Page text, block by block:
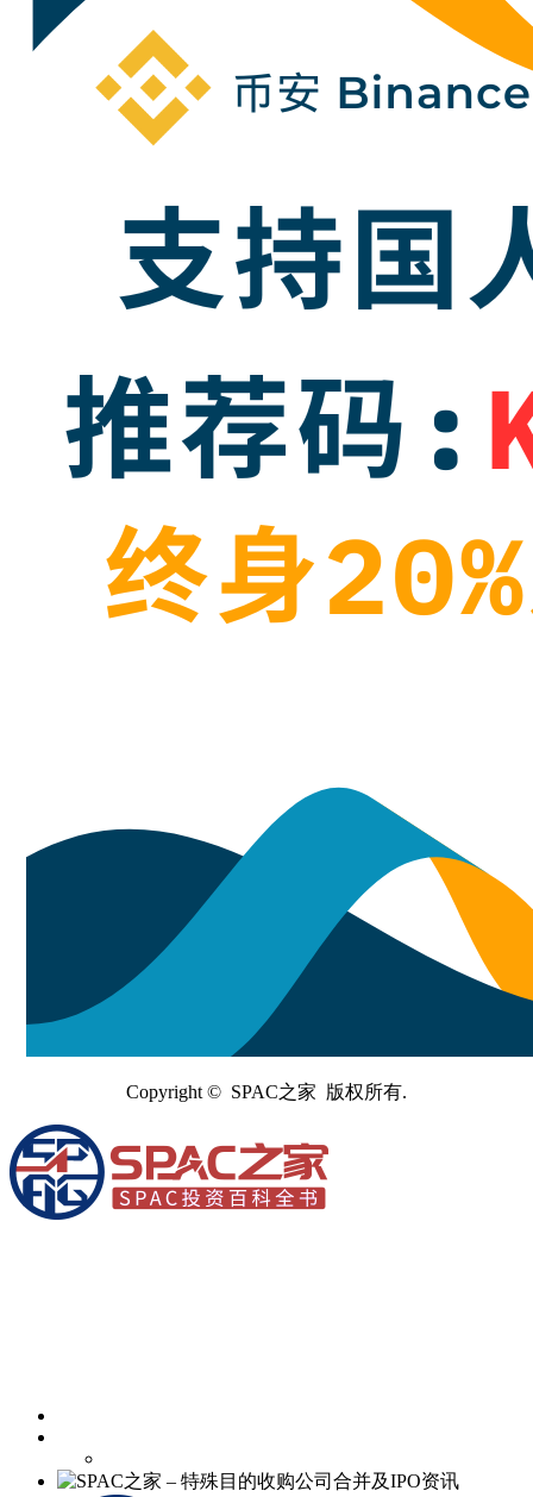
Copyright © SPAC之家 版权所有.